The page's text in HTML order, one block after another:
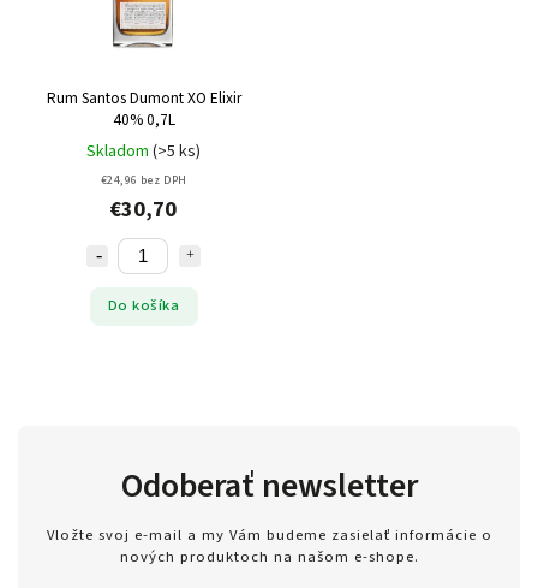
Rum Santos Dumont XO Elixir
40% 0,7L
Skladom (>5 ks)
€24,96 bez DPH
€30,70
Do košíka
Odoberať newsletter
Vložte svoj e-mail a my Vám budeme zasielať informácie o
nových produktoch na našom e-shope.